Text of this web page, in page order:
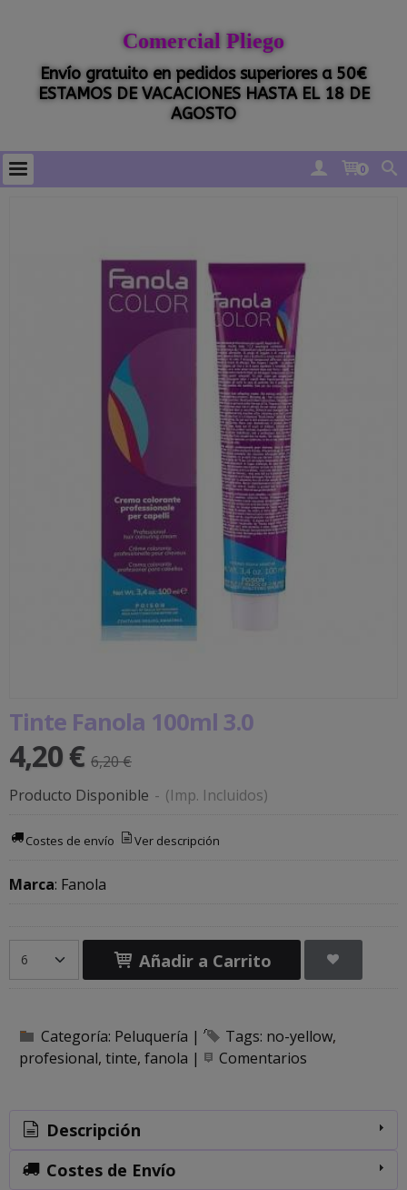
Comercial Pliego
Envío gratuito en pedidos superiores a 50€
ESTAMOS DE VACACIONES HASTA EL 18 DE
AGOSTO
0
Tinte Fanola 100ml 3.0
4,20 € 6,20 €
Producto Disponible - (Imp. Incluidos)
Costes de envío Ver descripción
Marca: Fanola
Añadir a Carrito
Categoría: Peluquería | Tags: no-yellow
profesional tinte fanola | Comentarios
Descripción
Costes de Envío